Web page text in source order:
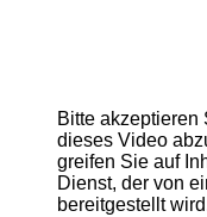
Bitte akzeptieren
dieses Video
greifen Sie auf
Dienst, der von
bereitgestellt